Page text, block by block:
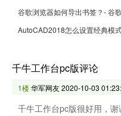
谷歌浏览器如何导出书签？- 谷
AutoCAD2018怎么设置经典模
千牛工作台pc版评论
1楼华军网友2020-10-03
千牛工作台pc版很好用，谢